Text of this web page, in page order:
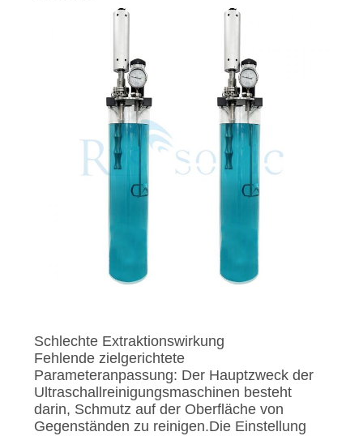
Schlechte Extraktionswirkung
Fehlende zielgerichtete
Parameteranpassung: Der Hauptzweck der
Ultraschallreinigungsmaschinen besteht
darin, Schmutz auf der Oberfläche von
Gegenständen zu reinigen.Die Einstellung